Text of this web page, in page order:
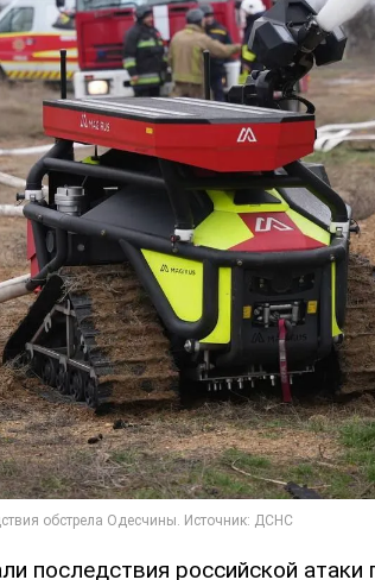
последствия российской